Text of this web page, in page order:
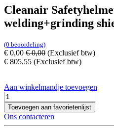
Cleanair
welding+grinding
(0 beoordeling)
€ 0,00 €0,00 (Exclusief btw)
€ 805,55 (Exclusief btw)
Aan winkelmandje toevoegen
Toevoegen aan favorietenlijst
Ons contacteren